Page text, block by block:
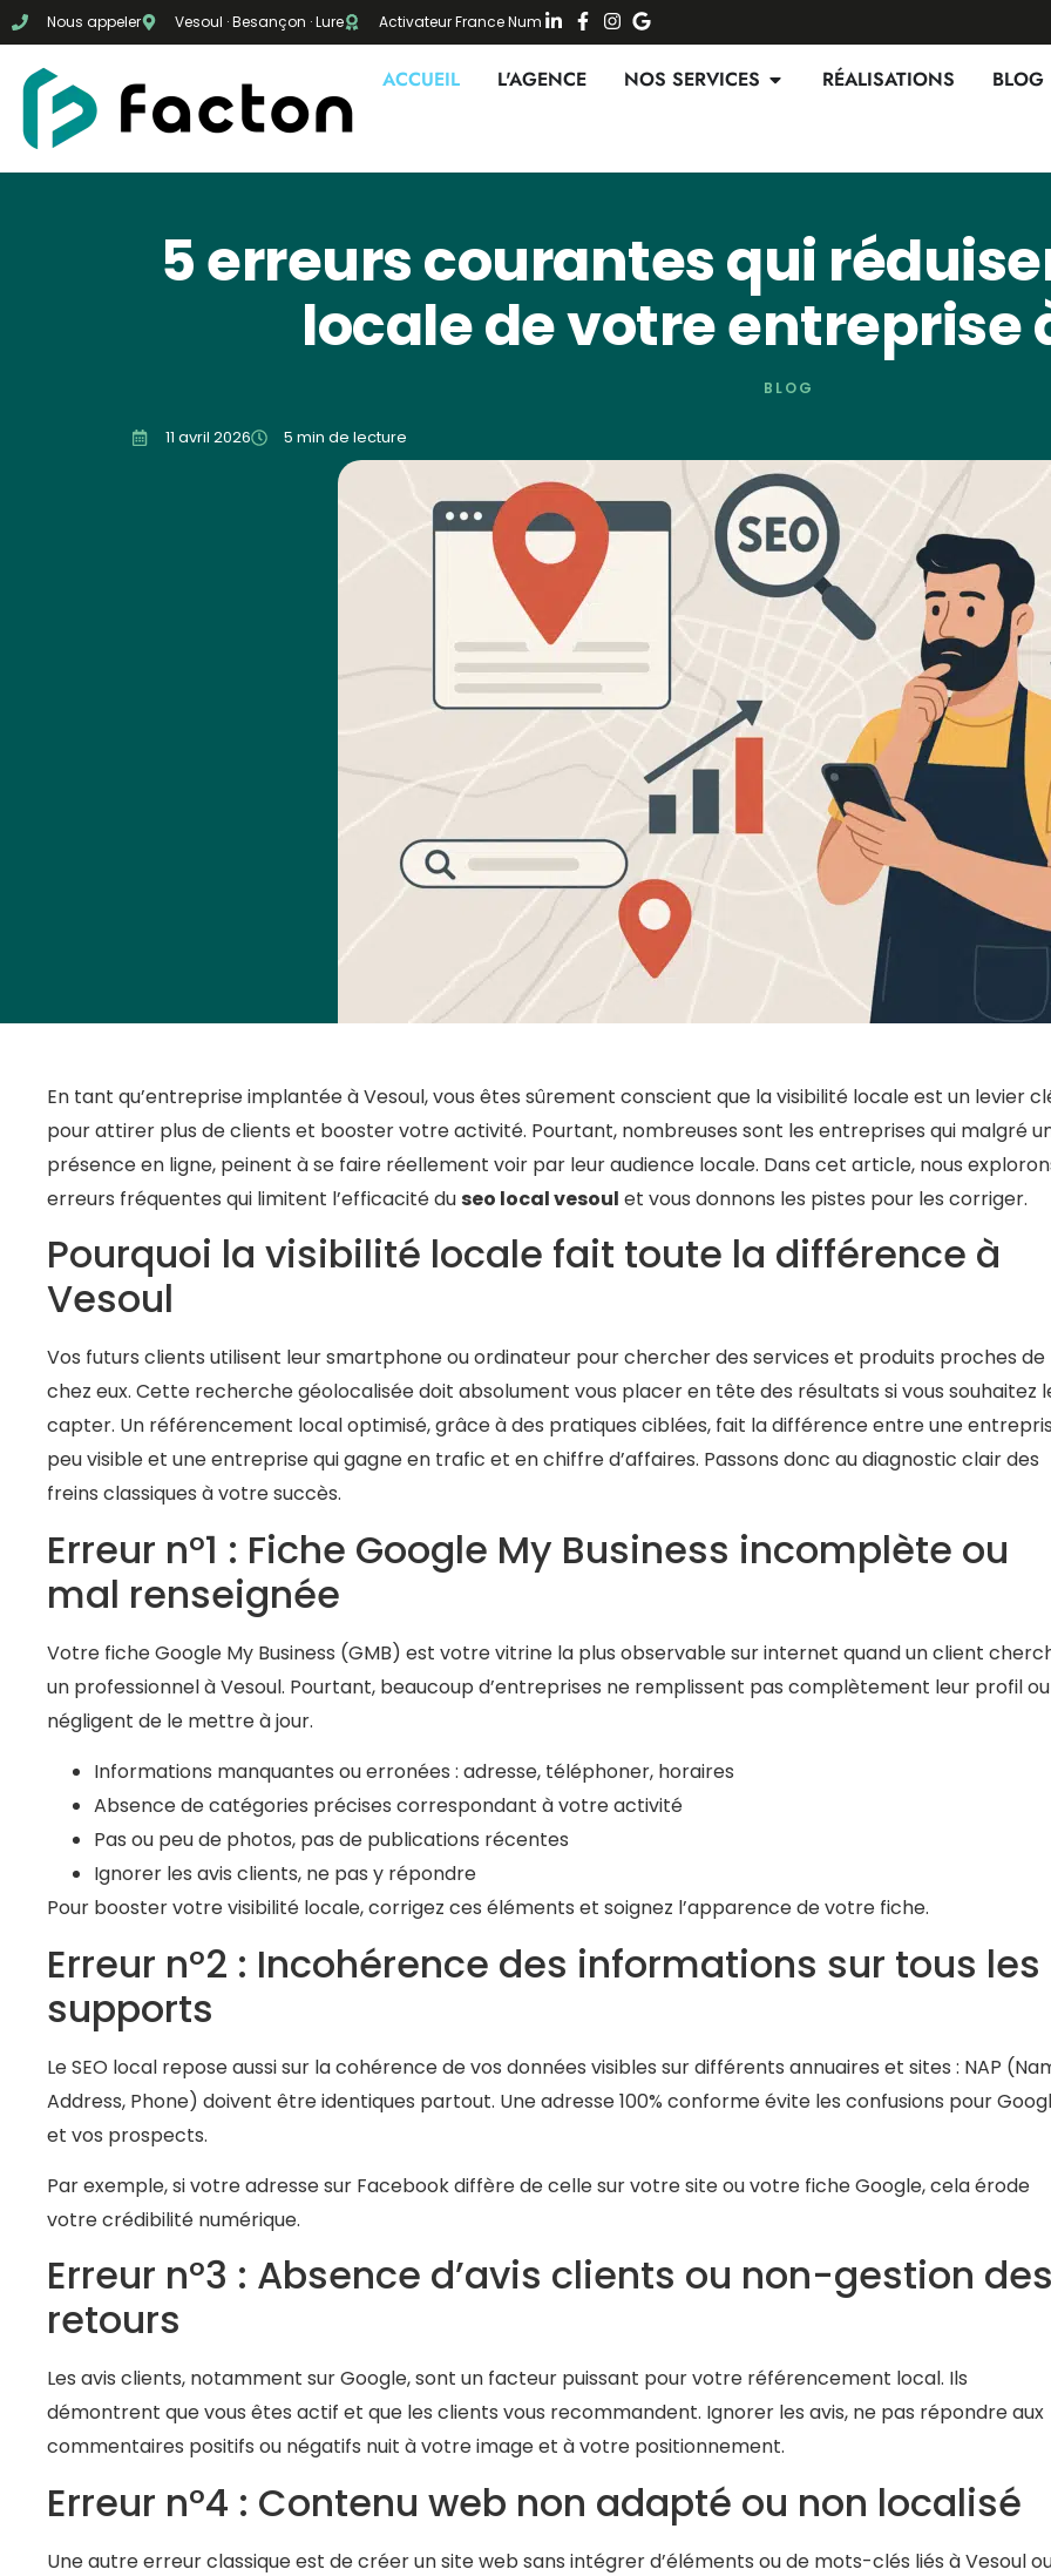
Nous appeler Vesoul · Besançon · Lure Activateur France Num
ACCUEIL L'AGENCE NOS SERVICES RÉALISATIONS BLOG
5 erreurs courantes qui
locale de votre entreprise
BLOG
11 avril 2026 5 min de lecture
En tant qu’entreprise implantée à Vesoul, vous êtes sûrement conscient que la visibilité locale est un levier
pour attirer plus de clients et booster votre activité. Pourtant, nombreuses sont les entreprises qui malgré
présence en ligne, peinent à se faire réellement voir par leur audience locale. Dans cet article, nous
erreurs fréquentes qui limitent l’efficacité duseo local vesoul et vous donnons les pistes pour les corriger.
Pourquoi la visibilité locale fait toute la différence à
Vesoul
Vos futurs clients utilisent leur smartphone ou ordinateur pour chercher des services et produits proches de
chez eux. Cette recherche géolocalisée doit absolument vous placer en tête des résultats si vous souhaitez
capter. Un référencement local optimisé, grâce à des pratiques ciblées, fait la différence entre une
peu visible et une entreprise qui gagne en trafic et en chiffre d’affaires. Passons donc au diagnostic clair des
freins classiques à votre succès.
Erreur n°1 : Fiche Google My Business incomplète ou
mal renseignée
Votre fiche Google My Business (GMB) est votre vitrine la plus observable sur internet quand un client
un professionnel à Vesoul. Pourtant, beaucoup d’entreprises ne remplissent pas complètement leur profil ou
négligent de le mettre à jour.
Informations manquantes ou erronées : adresse, téléphoner, horaires
Absence de catégories précises correspondant à votre activité
Pas ou peu de photos, pas de publications récentes
Ignorer les avis clients, ne pas y répondre
Pour booster votre visibilité locale, corrigez ces éléments et soignez l’apparence de votre fiche.
Erreur n°2 : Incohérence des informations sur tous les
supports
Le SEO local repose aussi sur la cohérence de vos données visibles sur différents annuaires et sites : NAP
Address, Phone) doivent être identiques partout. Une adresse 100% conforme évite les confusions pour
et vos prospects.
Par exemple, si votre adresse sur Facebook diffère de celle sur votre site ou votre fiche Google, cela érode
votre crédibilité numérique.
Erreur n°3 : Absence d’avis clients ou non-gestion des
retours
Les avis clients, notamment sur Google, sont un facteur puissant pour votre référencement local. Ils
démontrent que vous êtes actif et que les clients vous recommandent. Ignorer les avis, ne pas répondre aux
commentaires positifs ou négatifs nuit à votre image et à votre positionnement.
Erreur n°4 : Contenu web non adapté ou non localisé
Une autre erreur classique est de créer un site web sans intégrer d’éléments ou de mots-clés liés à Vesoul